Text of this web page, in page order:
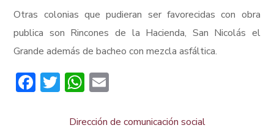
Otras colonias que pudieran ser favorecidas con obra
publica son Rincones de la Hacienda, San Nicolás el
Grande además de bacheo con mezcla asfáltica.
Facebook
TwitterWhatsApp
Dirección de comunicación social